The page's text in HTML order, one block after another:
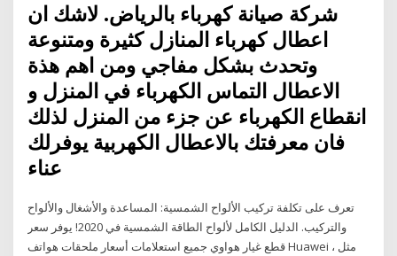
شركة صيانة كهرباء بالرياض. لاشك ان
اعطال كهرباء المنازل كثيرة ومتنوعة
وتحدث بشكل مفاجي ومن اهم هذة
الاعطال التماس الكهرباء في المنزل و
انقطاع الكهرباء عن جزء من المنزل لذلك
فان معرفتك بالاعطال الكهربية يوفرلك
عناء
تعرف على تكلفة تركيب الألواح الشمسية: المساعدة والأشغال والألواح
والتركيب. الدليل الكامل لألواح الطاقة الشمسية في 2020! يوفر سعر
قطع غيار هواوي جميع استعلامات أسعار ملحقات هواتف Huawei ، مثل